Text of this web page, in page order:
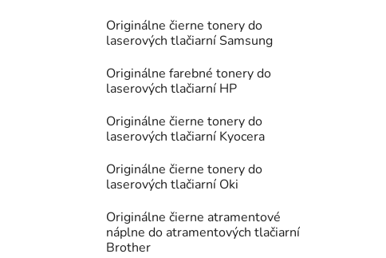
Originálne čierne tonery do
laserových tlačiarní Samsung
Originálne farebné tonery do
laserových tlačiarní HP
Originálne čierne tonery do
laserových tlačiarní Kyocera
Originálne čierne tonery do
laserových tlačiarní Oki
Originálne čierne atramentové
náplne do atramentových tlačiarní
Brother